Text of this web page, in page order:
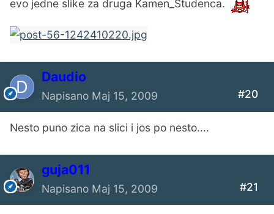
evo jedne slike za druga Kamen_Studenca.
Daudio
Napisano Maj 15, 2009 #20
Nesto puno zica na slici i jos po nesto....
guja011
Napisano Maj 15, 2009 #21